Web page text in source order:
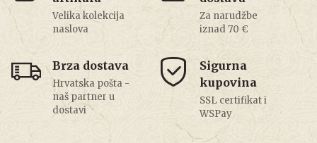
Velika kolekcija
naslova
Za narudžbe
iznad 70 €
Brza dostava
Hrvatska pošta -
naš partner u
dostavi
Sigurna
kupovina
SSL certifikat i
WSPay